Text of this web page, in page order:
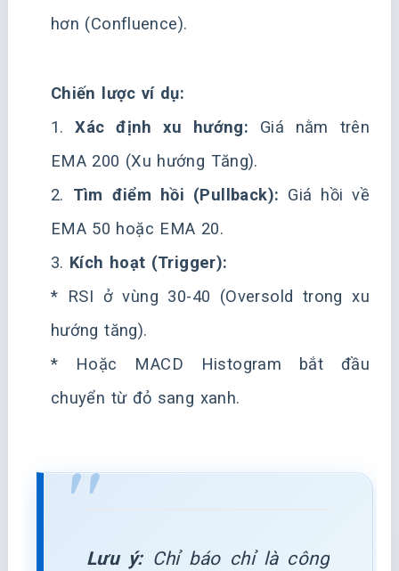
hơn (Confluence).
Chiến lược ví dụ:
1.Xác định xu hướng: Giá nằm trên
EMA 200 (Xu hướng Tăng).
2. Tìm điểm hồi (Pullback): Giá hồi về
EMA 50 hoặc EMA 20.
3. Kích hoạt (Trigger):
* RSI ở vùng 30-40 (Oversold trong xu
hướng tăng).
* Hoặc MACD Histogram bắt đầu
chuyển từ đỏ sang xanh.
Lưu ý:Chỉ báo chỉ là công